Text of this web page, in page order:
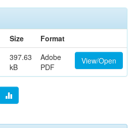
Size
Format
397.63
kB
Adobe
PDF
View/Open